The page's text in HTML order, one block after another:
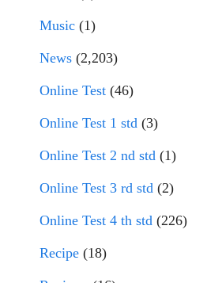
Music (1)
News (2,203)
Online Test (46)
Online Test 1 std (3)
Online Test 2 nd std (1)
Online Test 3 rd std (2)
Online Test 4 th std (226)
Recipe (18)